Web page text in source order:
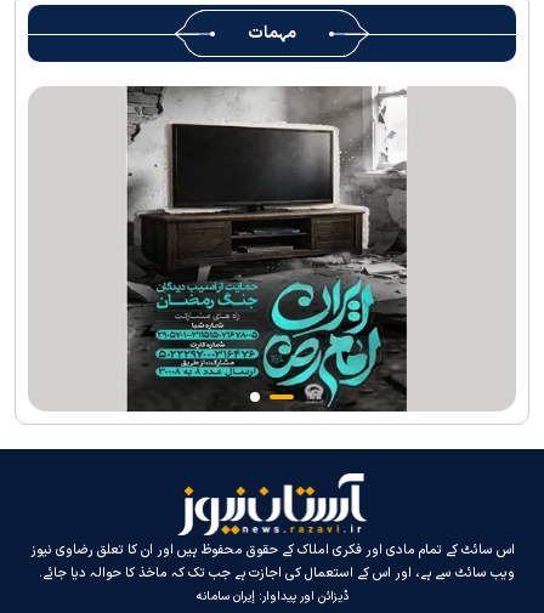
روضہ منورہ امام رضا(ع) کے خدام ، سوگوار زائرین کو کھانے اور رہائش
کی خدمات فراہم کرنے کے لئے تیار ہیں
جارجیا کے 130 رکنی مذہبی و ثقافتی وفد کا حرم امام رضا(ع) کے خدام
کی جانب سےخصوصی استقبال
مہمات
اس سائٹ کے تمام مادی اور فکری املاک کے حقوق محفوظ ہیں اور ان کا تعلق رضاوی نیوز
ویب سائٹ سے ہے، اور اس کے استعمال کی اجازت ہے جب تک کہ ماخذ کا حوالہ دیا جائے۔
ڈیزائن اور پیداوار:إيران سامانه